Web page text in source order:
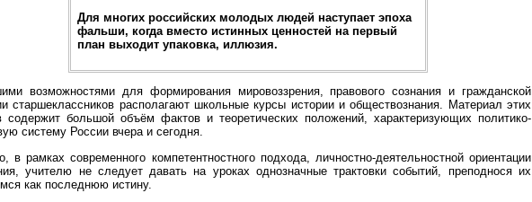
Для многих российских молодых людей наступает эпоха
фальши, когда вместо истинных ценностей на первый
план выходит упаковка, иллюзия.
возможностями для формирования мировоззрения, правового сознания и гражданской
старшеклассников располагают школьные курсы истории и обществознания. Материал этих
содержит большой объём фактов и теоретических положений, характеризующих политико-
систему России вчера и сегодня.
в рамках современного компетентностного подхода, личностно-деятельностной ориентации
учителю не следует давать на уроках однозначные трактовки событий, преподнося их
как последнюю истину.